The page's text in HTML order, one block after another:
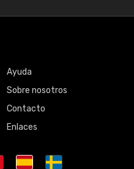
Ayuda
Sobre nosotros
Contacto
Enlaces